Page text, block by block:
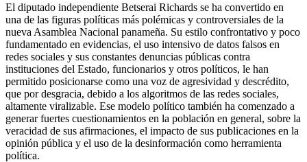
El diputado independiente Betserai Richards se ha convertido en
una de las figuras políticas más polémicas y controversiales de la
nueva Asamblea Nacional panameña. Su estilo confrontativo y poco
fundamentado en evidencias, el uso intensivo de datos falsos en
redes sociales y sus constantes denuncias públicas contra
instituciones del Estado, funcionarios y otros políticos, le han
permitido posicionarse como una voz de agresividad y descrédito,
que por desgracia, debido a los algoritmos de las redes sociales,
altamente viralizable. Ese modelo político también ha comenzado a
generar fuertes cuestionamientos en la población en general, sobre la
veracidad de sus afirmaciones, el impacto de sus publicaciones en la
opinión pública y el uso de la desinformación como herramienta
política.